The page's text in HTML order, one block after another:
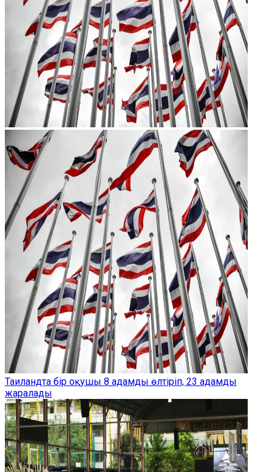
Таиландта бір оқушы 8 адамды өлтіріп, 23 адамды
жаралады